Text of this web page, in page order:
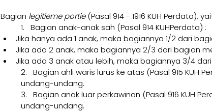
Bagian legitieme portie (Pasal 914 - 1916 KUH Perdata),
1.   Bagian anak-anak sah (Pasal 914 KUHPerdata) :
Jika hanya ada 1 anak, maka bagiannya 1/2 dari
Jika ada 2 anak, maka bagiannya 2/3 dari bagian
Jika ada 3 anak atau lebih, maka bagiannya 3/4
2.   Bagian ahli waris lurus ke atas (Pasal 915 KUH
undang-undang.
3.   Bagian anak luar perkawinan (Pasal 916 KUH
undang-undang.